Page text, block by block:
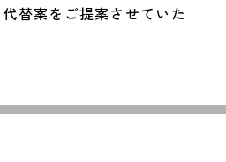
替案をご提案させていた